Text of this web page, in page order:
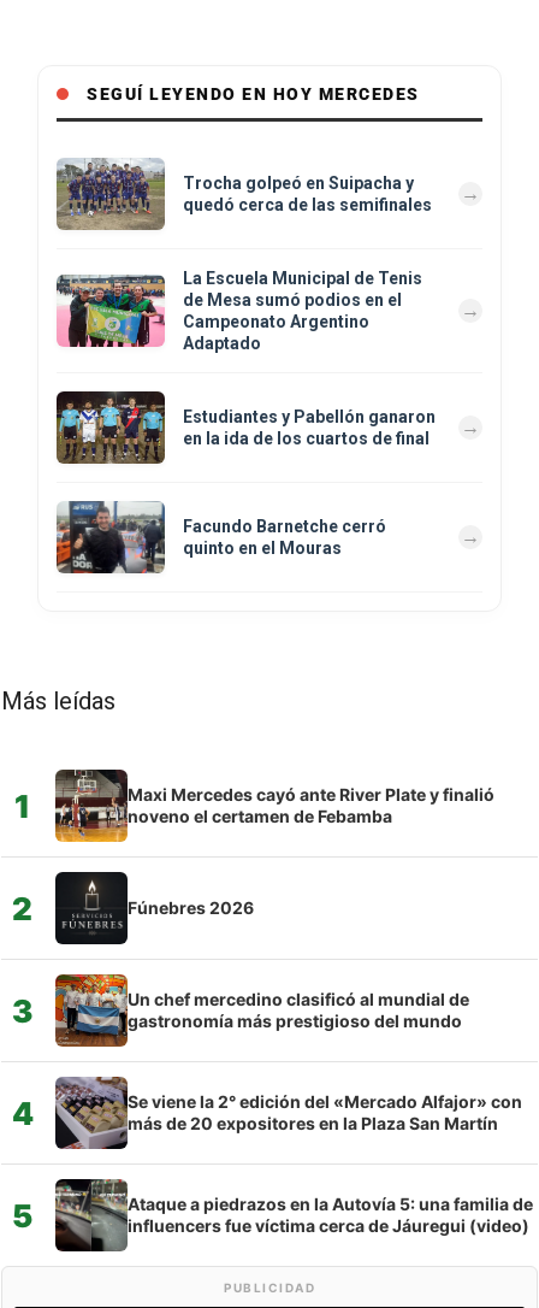
SEGUÍ LEYENDO EN HOY MERCEDES
Trocha golpeó en Suipacha y
quedó cerca de las semifinales
La Escuela Municipal de Tenis
de Mesa sumó podios en el
Campeonato Argentino
Adaptado
Estudiantes y Pabellón ganaron
en la ida de los cuartos de final
Facundo Barnetche cerró
quinto en el Mouras
Más leídas
1
Maxi Mercedes cayó ante River Plate y finalió
noveno el certamen de Febamba
2 Fúnebres 2026
3
Un chef mercedino clasificó al mundial de
gastronomía más prestigioso del mundo
4
Se viene la 2° edición del «Mercado Alfajor» con
más de 20 expositores en la Plaza San Martín
5
Ataque a piedrazos en la Autovía 5: una familia de
influencers fue víctima cerca de Jáuregui (video)
PUBLICIDAD